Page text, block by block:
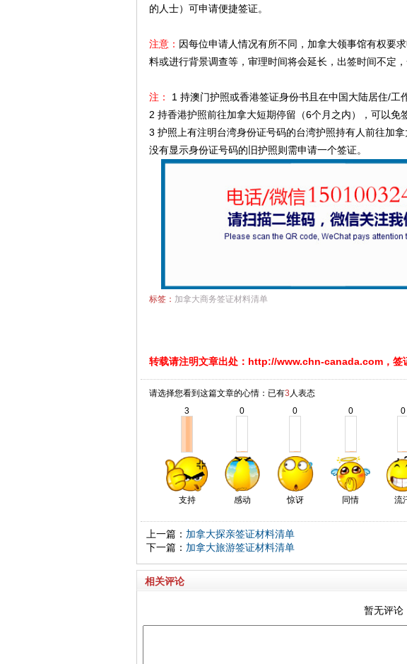
的人士）可申请便捷签证。
注意： 因每位申请人情况有所不同，加拿大领事馆有权要
料或进行背景调查等，审理时间将会延长，出签时间不定，
注：
1 持澳门护照或香港签证身份书且在中国大陆居住/工
2 持香港护照前往加拿大短期停留（6个月之内），可以免
3 护照上有注明台湾身份证号码的台湾护照持有人前往加
没有显示身份证号码的旧护照则需申请一个签证。
标签： 加拿大商务签证材料清单
转载请注明文章出处： http://www.chn-canada.com，签
请选择您看到这篇文章的心情：已有3 人表态
3
支持
0
感动
0
惊讶
0
同情
0
流
上一篇： 加拿大探亲签证材料清单
下一篇： 加拿大旅游签证材料清单
相关评论
暂无评论